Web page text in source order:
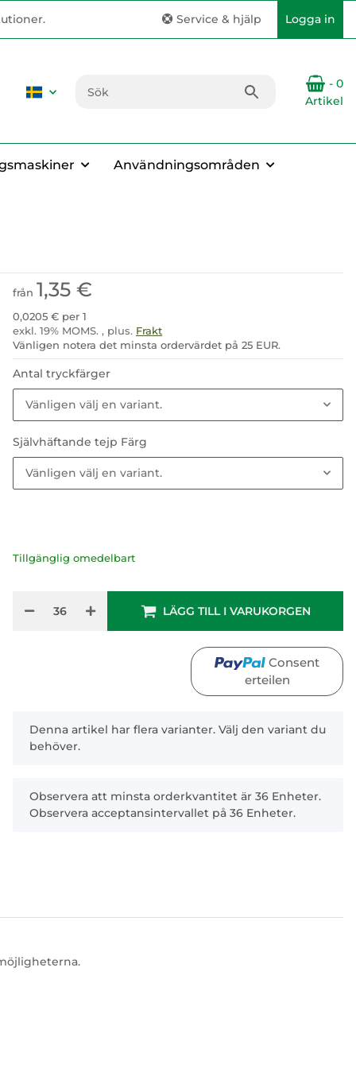
Service & hjälp Logga in
- 0
Artikel
Användningsområden
Tillgänglig omedelbart
från 1,35 €
0,0205 € per 1
exkl. 19% MOMS. , plus. Frakt
Vänligen notera det minsta ordervärdet på 25 EUR.
Antal tryckfärger
Vänligen välj en variant.
Självhäftande tejp Färg
Vänligen välj en variant.
LÄGG TILL I VARUKORGEN
Consent
erteilen
x
Denna artikel har flera varianter. Välj den variant du
behöver.
x
Observera att minsta orderkvantitet är 36 Enheter.
Observera acceptansintervallet på 36 Enheter.